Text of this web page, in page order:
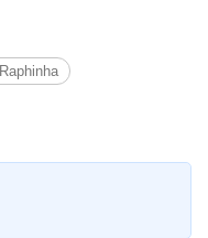
Raphinha